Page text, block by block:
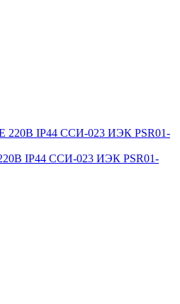
IP44 ССИ-023 ИЭК PSR01-